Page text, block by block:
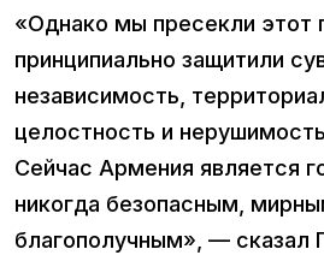
«Однако мы пресекли этот
принципиально защитили
независимость,
целостность и
Сейчас Армения является
никогда безопасным,
благополучным», — сказал